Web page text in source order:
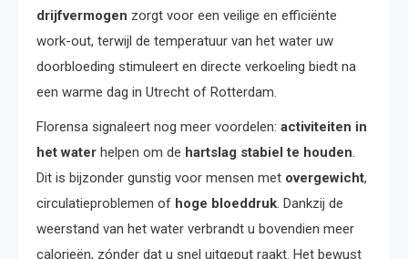
drijfvermogen zorgt voor een veilige en efficiënte
work-out, terwijl de temperatuur van het water uw
doorbloeding stimuleert en directe verkoeling biedt na
een warme dag in Utrecht of Rotterdam.
Florensa signaleert nog meer voordelen: activiteiten in
het water helpen om de hartslag stabiel te houden.
Dit is bijzonder gunstig voor mensen met overgewicht,
circulatieproblemen of hoge bloeddruk. Dankzij de
weerstand van het water verbrandt u bovendien meer
calorieën, zónder dat u snel uitgeput raakt. Het bewust